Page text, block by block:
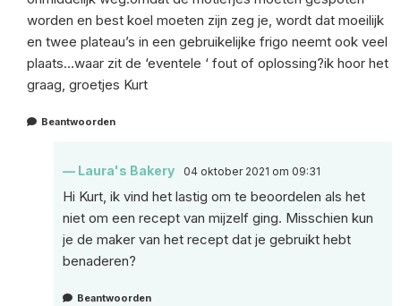
worden en best koel moeten zijn zeg je, wordt dat moeilijk
en twee plateau’s in een gebruikelijke frigo neemt ook veel
plaats…waar zit de ‘eventele ‘ fout of oplossing?ik hoor het
graag, groetjes Kurt
Beantwoorden
Laura's Bakery 04 oktober 2021 om 09:31
Hi Kurt, ik vind het lastig om te beoordelen als het
niet om een recept van mijzelf ging. Misschien kun
je de maker van het recept dat je gebruikt hebt
benaderen?
Beantwoorden